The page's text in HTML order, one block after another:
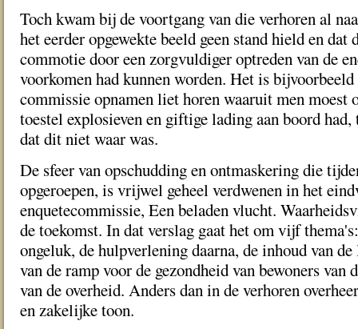
Toch kwam bij de voortgang van die verhoren al
het eerder opgewekte beeld geen stand hield en dat
commotie door een zorgvuldiger optreden van de
voorkomen had kunnen worden. Het is
commissie opnamen liet horen waaruit men moest
toestel explosieven en giftige lading aan boord
dat dit niet waar was.
De sfeer van opschudding en ontmaskering die
opgeroepen, is vrijwel geheel verdwenen in het
enquetecommissie, Een beladen vlucht.
de toekomst. In dat verslag gaat het om vijf
ongeluk, de hulpverlening daarna, de inhoud van
van de ramp voor de gezondheid van bewoners
van de overheid. Anders dan in de verhoren
en zakelijke toon.